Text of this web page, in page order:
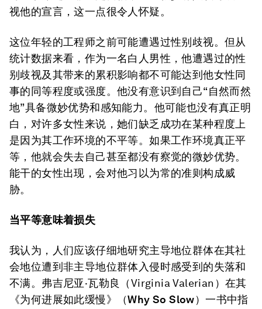
视他的宣言，这一点很令人怀疑。
这位年轻的工程师之前可能遭遇过性别歧视。但从
统计数据来看，作为一名白人男性，他遭遇过的性
别歧视及其带来的累积影响都不可能达到他女性同
事的同等程度或强度。他没有意识到自己“自然而然
地”具备微妙优势和感知能力。他可能也没有真正明
白，对许多女性来说，她们缺乏成功在某种程度上
是因为其工作环境的不平等。如果工作环境真正平
等，他就会失去自己甚至都没有察觉的微妙优势。
能干的女性出现，会对他习以为常的准则构成威
胁。
当平等意味着损失
我认为，人们应该仔细地研究主导地位群体在其社
会地位遭到非主导地位群体入侵时感受到的失落和
不满。弗吉尼亚·瓦勒良（Virginia Valerian）在其
《为何进展如此缓慢》（Why So Slow）一书中指